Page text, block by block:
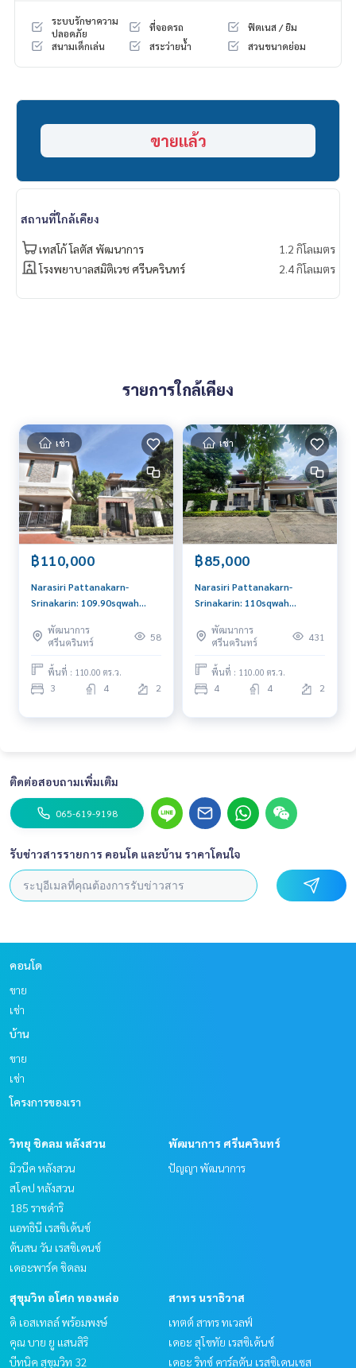
#ขายบ้านพัฒนาการ #ขายบ้านพัฒนาการศรีณครินทร์
#propertytown
ระบบรักษาความ
ปลอดภัย
ที่จอดรถ
ฟิตเนส / ยิม
สนามเด็กเล่น
สระว่ายน้ำ สวนขนาดย่อม
ขายแล้ว
สถานที่ใกล้เคียง
เทสโก้ โลตัส​ พัฒนาการ
1.2 กิโลเมตร
โรงพยาบาลสมิติเวช ศรีนครินทร์
2.4 กิโลเมตร
รายการใกล้เคียง
เช่า
฿110,000
Narasiri Pattanakarn-
Srinakarin: 109.90sqwah
110,000/mth. Am:
0656199198
พัฒนาการ
ศรีนครินทร์
58
พื้นที่ : 110.00 ตร.ว.
3 4 2
เช่า
฿85,000
Narasiri Pattanakarn-
Srinakarin: 110sqwah
85,000/mth. Am:
0656199198
พัฒนาการ
ศรีนครินทร์
431
พื้นที่ : 110.00 ตร.ว.
4 4 2
ติดต่อสอบถามเพิ่มเติม
065-619-9198
รับข่าวสารรายการ คอนโด และบ้าน ราคาโดนใจ
คอนโด
ขาย
เช่า
บ้าน
ขาย
เช่า
โครงการของเรา
วิทยุ ชิดลม หลังสวน
มิวนีค หลังสวน
สโคป หลังสวน
185 ราชดำริ
แอทธินี เรสซิเด้นซ์
ต้นสน วัน เรสซิเดนซ์
เดอะพาร์ค ชิดลม
พัฒนาการ ศรีนครินทร์
ปัญญา พัฒนาการ
สุขุมวิท อโศก ทองหล่อ
ดิ เอสเทลล์ พร้อมพงษ์
คุณ บาย ยู แสนสิริ
บีทนิค สุขุมวิท 32
สาทร นราธิวาส
เทตต์ สาทร ทเวลฟ์
เดอะ สุโขทัย เรสซิเด้นซ์
เดอะ ริทซ์ คาร์ลตัน เรสซิเดนเซส